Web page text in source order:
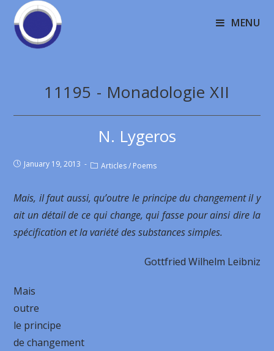
MENU
11195 - Monadologie XII
N. Lygeros
January 19, 2013 Articles / Poems
Mais, il faut aussi, qu’outre le principe du changement il y
ait un détail de ce qui change, qui fasse pour ainsi dire la
spécification et la variété des substances simples.
Gottfried Wilhelm Leibniz
Mais
outre
le principe
de changement